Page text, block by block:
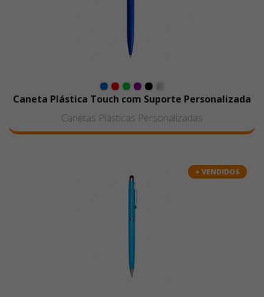
Caneta Plástica Touch com Suporte Personalizada
Canetas Plásticas Personalizadas
+ VENDIDOS